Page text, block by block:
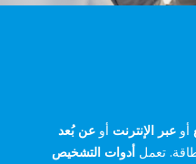
عبر الإنترنتأوعن بُعد
تعمل أدوات التشخيص